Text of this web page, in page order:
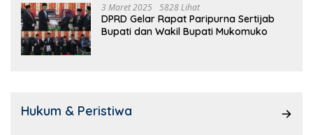
3 Maret 2025 5828 Lihat
DPRD Gelar Rapat Paripurna Sertijab
Bupati dan Wakil Bupati Mukomuko
Hukum & Peristiwa